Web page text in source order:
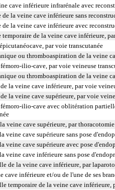
cave inférieure infrarénale avec
la veine cave inférieure sans
la veine cave inférieure avec
de la veine cave inférieure,
par voie transcutanée
ou thromboaspiration de la veine
ilio-cave, par voie veineuse
ou thromboaspiration de la veine
la veine cave inférieure, par voie
la veine cave supérieure, par voie
ilio-cave avec oblitération
veine cave supérieure, par thoracotomie
veine cave supérieure sans pose
veine cave supérieure avec pose
veine cave inférieure sans pose
de la veine cave inférieure, par
cave inférieure et/ou de l'une de ses
temporaire de la veine cave inférieure,